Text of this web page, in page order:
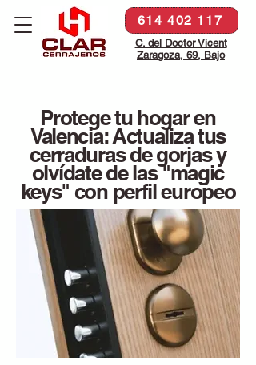
614 402 117
C. del Doctor Vicent
Zaragoza, 69, Bajo
Protege tu hogar en
Valencia: Actualiza tus
cerraduras de gorjas y
olvídate de las "magic
keys" con perfil europeo